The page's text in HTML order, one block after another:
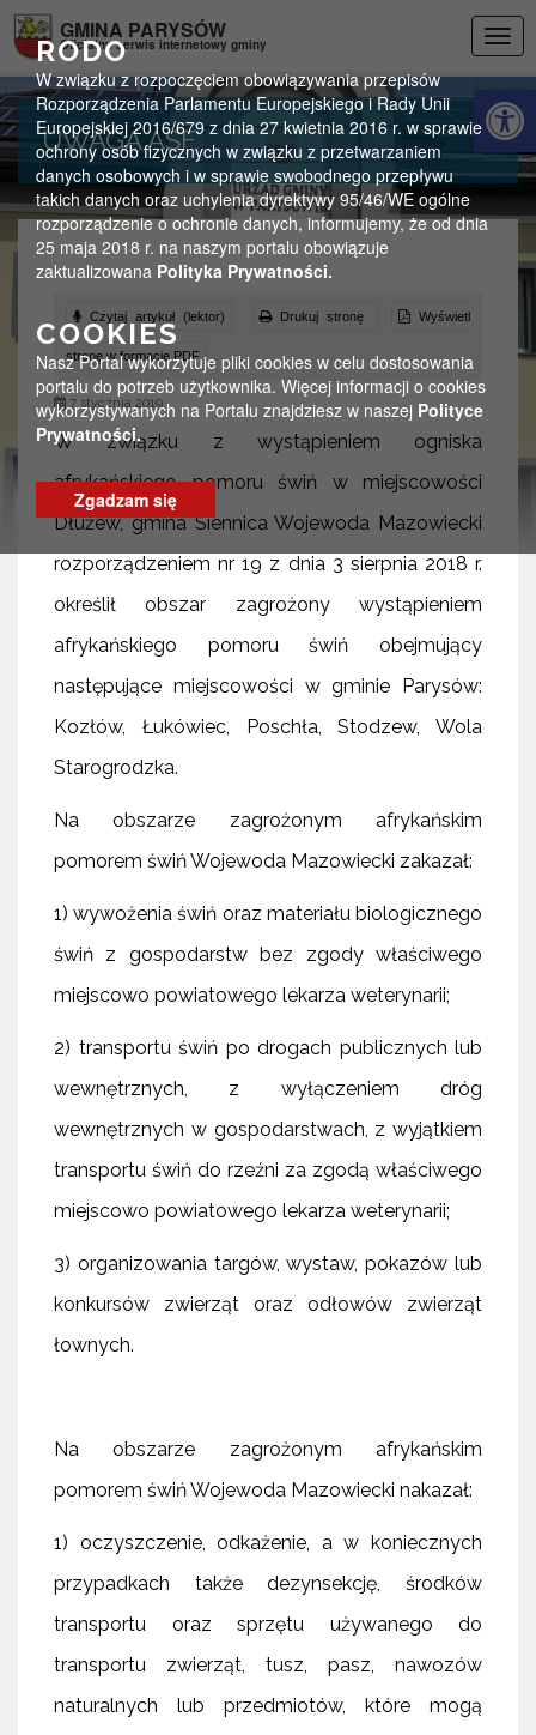
RODO
W związku z rozpoczęciem obowiązywania przepisów
Rozporządzenia Parlamentu Europejskiego i Rady Unii
Europejskiej 2016/679 z dnia 27 kwietnia 2016 r. w sprawie
ochrony osób fizycznych w związku z przetwarzaniem
danych osobowych i w sprawie swobodnego przepływu
takich danych oraz uchylenia dyrektywy 95/46/WE ogólne
rozporządzenie o ochronie danych, informujemy, że od dnia
25 maja 2018 r. na naszym portalu obowiązuje
zaktualizowana Polityka Prywatności.
COOKIES
Nasz Portal wykorzytuje pliki cookies w celu dostosowania
portalu do potrzeb użytkownika. Więcej informacji o cookies
wykorzystywanych na Portalu znajdziesz w naszej Polityce
Prywatności.
Zgadzam się
GMINA PARYSÓW
Oficjalny serwis internetowy gminy
UWAGA ASF
Czytaj artykuł (lektor) Drukuj stronę Wyświetl
stronę w formacie PDF
7 stycznia 2019
W związku z wystąpieniem ogniska
afrykańskiego pomoru świń w miejscowości
Dłużew, gmina Siennica Wojewoda Mazowiecki
rozporządzeniem nr 19 z dnia 3 sierpnia 2018 r.
określił obszar zagrożony wystąpieniem
afrykańskiego pomoru świń obejmujący
następujące miejscowości w gminie Parysów:
Kozłów, Łukówiec, Poschła, Stodzew, Wola
Starogrodzka.
Na obszarze zagrożonym afrykańskim
pomorem świń Wojewoda Mazowiecki zakazał:
1) wywożenia świń oraz materiału biologicznego
świń z gospodarstw bez zgody właściwego
miejscowo powiatowego lekarza weterynarii;
2) transportu świń po drogach publicznych lub
wewnętrznych, z wyłączeniem dróg
wewnętrznych w gospodarstwach, z wyjątkiem
transportu świń do rzeźni za zgodą właściwego
miejscowo powiatowego lekarza weterynarii;
3) organizowania targów, wystaw, pokazów lub
konkursów zwierząt oraz odłowów zwierząt
łownych.
Na obszarze zagrożonym afrykańskim
pomorem świń Wojewoda Mazowiecki nakazał:
1) oczyszczenie, odkażenie, a w koniecznych
przypadkach także dezynsekcję, środków
transportu oraz sprzętu używanego do
transportu zwierząt, tusz, pasz, nawozów
naturalnych lub przedmiotów, które mogą